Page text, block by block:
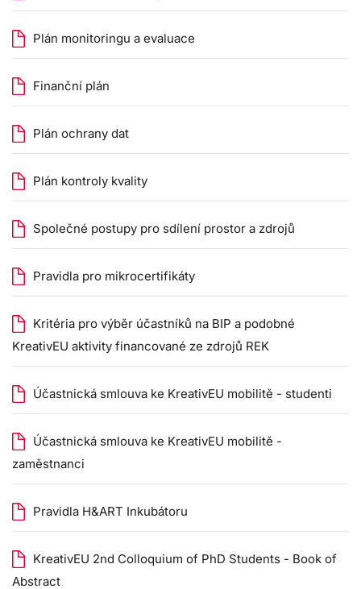
Plán monitoringu a evaluace
Finanční plán
Plán ochrany dat
Plán kontroly kvality
Společné postupy pro sdílení prostor a zdrojů
Pravidla pro mikrocertifikáty
Kritéria pro výběr účastníků na BIP a podobné
KreativEU aktivity financované ze zdrojů REK
Účastnická smlouva ke KreativEU mobilitě - studenti
Účastnická smlouva ke KreativEU mobilitě -
zaměstnanci
Pravidla H&ART Inkubátoru
KreativEU 2nd Colloquium of PhD Students - Book of
Abstract